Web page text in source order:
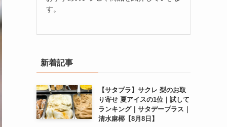
す。
新着記事
【サタプラ】サクレ 梨のお取
り寄せ 夏アイスの1位｜試して
ランキング｜サタデープラス｜
清水麻椰【8月8日】